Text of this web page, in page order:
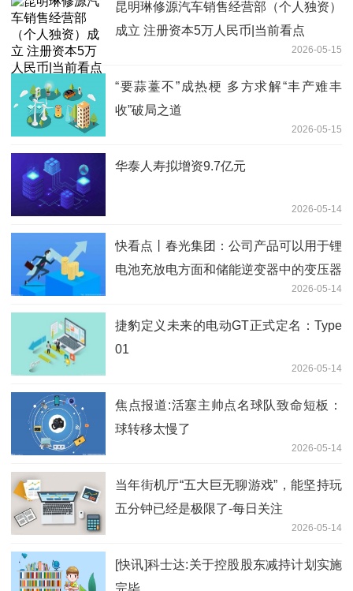
昆明琳修源汽车销售经营部（个人独资）
成立 注册资本5万人民币|当前看点
2026-05-15
“要蒜薹不”成热梗 多方求解“丰产难丰
收”破局之道
2026-05-15
华泰人寿拟增资9.7亿元
2026-05-14
快看点丨春光集团：公司产品可以用于锂
电池充放电方面和储能逆变器中的变压器
2026-05-14
捷豹定义未来的电动GT正式定名：Type
01
2026-05-14
焦点报道:活塞主帅点名球队致命短板：
球转移太慢了
2026-05-14
当年街机厅“五大巨无聊游戏”，能坚持玩
五分钟已经是极限了-每日关注
2026-05-14
[快讯]科士达:关于控股股东减持计划实施